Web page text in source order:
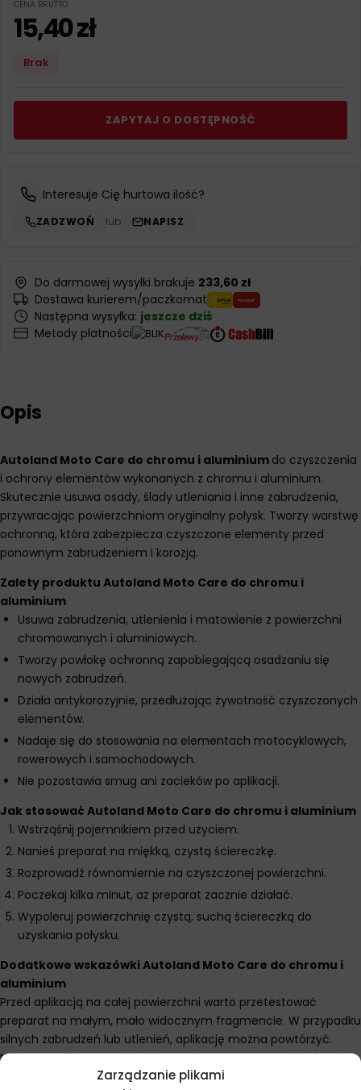
Zarządzanie plikami
CENA BRUTTO
15,40zł
Brak
ZAPYTAJ O DOSTĘPNOŚĆ
Interesuje Cię hurtowa ilość?
ZADZWOŃ lub NAPISZ
Do darmowej wysyłki brakuje 233,60 zł
Dostawa kurierem/paczkomat
Następna wysyłka: jeszcze dziś
Metody płatności
Opis
Autoland Moto Care do chromu i aluminium do czyszczenia
i ochrony elementów wykonanych z chromu i aluminium.
Skutecznie usuwa osady, ślady utleniania i inne zabrudzenia,
przywracając powierzchniom oryginalny połysk. Tworzy warstwę
ochronną, która zabezpiecza czyszczone elementy przed
ponownym zabrudzeniem i korozją.
Zalety produktu Autoland Moto Care do chromu i
aluminium
Usuwa zabrudzenia, utlenienia i matowienie z powierzchni
chromowanych i aluminiowych.
Tworzy powłokę ochronną zapobiegającą osadzaniu się
nowych zabrudzeń.
Działa antykorozyjnie, przedłużając żywotność czyszczonych
elementów.
Nadaje się do stosowania na elementach motocyklowych,
rowerowych i samochodowych.
Nie pozostawia smug ani zacieków po aplikacji.
Jak stosować Autoland Moto Care do chromu i aluminium
Wstrząśnij pojemnikiem przed użyciem.
Nanieś preparat na miękką, czystą ściereczkę.
Rozprowadź równomiernie na czyszczonej powierzchni.
Poczekaj kilka minut, aż preparat zacznie działać.
Wypoleruj powierzchnię czystą, suchą ściereczką do
uzyskania połysku.
Dodatkowe wskazówki Autoland Moto Care do chromu i
aluminium
Przed aplikacją na całej powierzchni warto przetestować
preparat na małym, mało widocznym fragmencie. W przypadku
silnych zabrudzeń lub utlenień, aplikację można powtórzyć.
Najlepsze efekty uzyskuje się stosując preparat na chłodnych
powierzchniach, z dala od bezpośredniego działania promieni